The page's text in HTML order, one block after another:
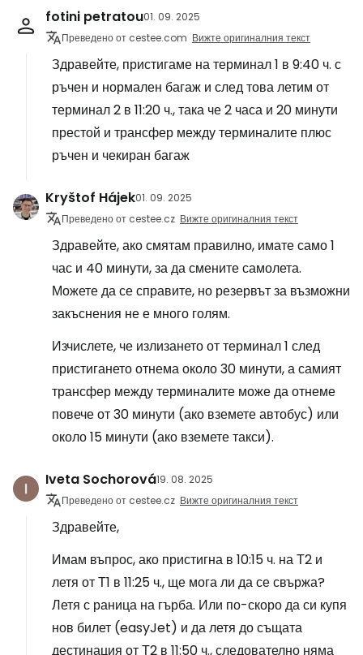
fotini petratou01. 09. 2025
Преведено от cestee.com Вижте оригиналния текст
Здравейте, пристигаме на терминал 1 в 9:40 ч. с
ръчен и нормален багаж и след това летим от
терминал 2 в 11:20 ч., така че 2 часа и 20 минути
престой и трансфер между терминалите плюс
ръчен и чекиран багаж
Kryštof Hájek01. 09. 2025
Преведено от cestee.cz Вижте оригиналния текст
Здравейте, ако смятам правилно, имате само 1
час и 40 минути, за да смените самолета.
Можете да се справите, но резервът за възможни
закъснения не е много голям.
Изчислете, че излизането от терминал 1 след
пристигането отнема около 30 минути, а самият
трансфер между терминалите може да отнеме
повече от 30 минути (ако вземете автобус) или
около 15 минути (ако вземете такси).
Iveta Sochorová19. 08. 2025
Преведено от cestee.cz Вижте оригиналния текст
Здравейте,
Имам въпрос, ако пристигна в 10:15 ч. на Т2 и
летя от Т1 в 11:25 ч., ще мога ли да се свържа?
Летя с раница на гърба. Или по-скоро да си купя
нов билет (easyJet) и да летя до същата
дестинация от Т2 в 11:50 ч., следователно няма